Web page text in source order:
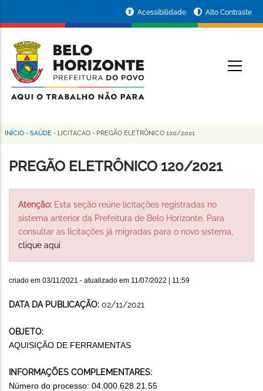
conteúdo
principal
da
Prefeitura
de
Horizonte
Acessibilidade Alto Contraste
Trilha
de
INÍCIO - SAÚDE - LICITACAO - PREGÃO ELETRÔNICO 120/2021
PREGÃO ELETRÔNICO 120/2021
Atenção: Esta seção reúne licitações registradas no
sistema anterior da Prefeitura de Belo Horizonte. Para
consultar as licitações já migradas para o novo sistema,
clique aqui.
criado em 03/11/2021 - atualizado em 11/07/2022 | 11:59
DATA DA PUBLICAÇÃO: 02/11/2021
OBJETO:
AQUISIÇÃO DE FERRAMENTAS
INFORMAÇÕES COMPLEMENTARES:
Número do processo: 04.000.628.21.55